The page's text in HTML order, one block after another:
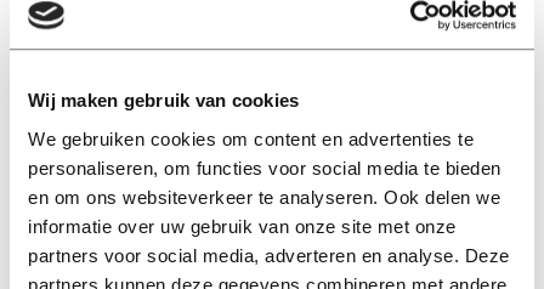
Wij maken gebruik van cookies
We gebruiken cookies om content en advertenties te
personaliseren, om functies voor social media te bieden
en om ons websiteverkeer te analyseren. Ook delen we
informatie over uw gebruik van onze site met onze
partners voor social media, adverteren en analyse. Deze
partners kunnen deze gegevens combineren met andere
Gelukkig zijn er tot nu toe nog geen gewonden
gevallen. En gelukkig is het grootste deel van de
meubels inmiddels wel geregeld. De kleuren zijn
maar ze bevallen toch wel prima. Uiteindelijk komt
echter het punt dat meneer nietsvermoedend het
appartement verlaat en dan zal ik toeslaan. Kussentjes,
kaarsjes en misschien zelfs wel een kroonluchter. De
slag om de kleuren heb ik misschien niet helemaal